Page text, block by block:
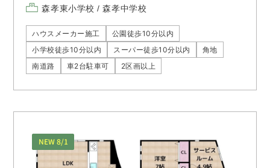
森孝東小学校 / 森孝中学校
ハウスメーカー施工
公園徒歩10分以内
小学校徒歩10分以内
スーパー徒歩10分以内
角地
南道路
車2台駐車可 2区画以上
NEW 8/1